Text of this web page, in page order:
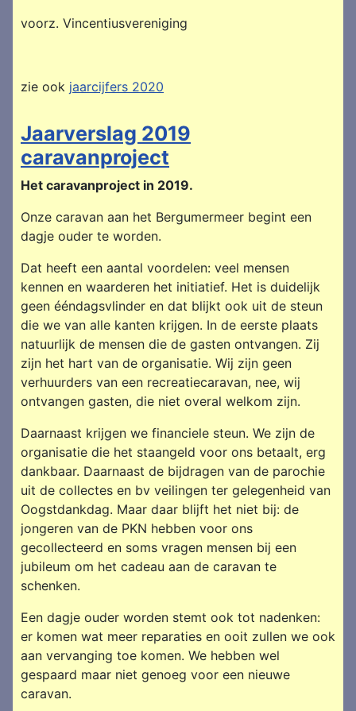
voorz. Vincentiusvereniging
zie ook jaarcijfers 2020
Jaarverslag 2019
caravanproject
Het caravanproject in 2019.
Onze caravan aan het Bergumermeer begint een
dagje ouder te worden.
Dat heeft een aantal voordelen: veel mensen
kennen en waarderen het initiatief. Het is duidelijk
geen ééndagsvlinder en dat blijkt ook uit de steun
die we van alle kanten krijgen. In de eerste plaats
natuurlijk de mensen die de gasten ontvangen. Zij
zijn het hart van de organisatie. Wij zijn geen
verhuurders van een recreatiecaravan, nee, wij
ontvangen gasten, die niet overal welkom zijn.
Daarnaast krijgen we financiele steun. We zijn de
organisatie die het staangeld voor ons betaalt, erg
dankbaar. Daarnaast de bijdragen van de parochie
uit de collectes en bv veilingen ter gelegenheid van
Oogstdankdag. Maar daar blijft het niet bij: de
jongeren van de PKN hebben voor ons
gecollecteerd en soms vragen mensen bij een
jubileum om het cadeau aan de caravan te
schenken.
Een dagje ouder worden stemt ook tot nadenken:
er komen wat meer reparaties en ooit zullen we ook
aan vervanging toe komen. We hebben wel
gespaard maar niet genoeg voor een nieuwe
caravan.